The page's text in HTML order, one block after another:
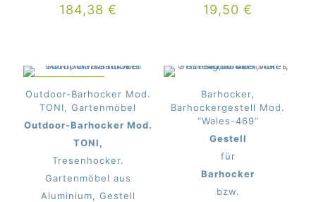
184,38 € 19,50€
Outdoor-Barhocker Mod.
TONI, Gartenmöbel
Outdoor-Barhocker Mod.
TONI,
Tresenhocker.
Gartenmöbel aus
Aluminium, Gestell
Barhocker,
Barhockergestell Mod.
“Wales-469”
Gestell
für
Barhocker
bzw.